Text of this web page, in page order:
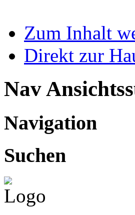
Zum Inhalt
Direkt zur
Nav
Navigation
Suchen